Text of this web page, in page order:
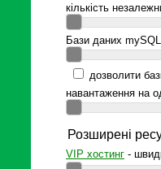
кількість
Бази даних
дозволити
навантаження на
Розширені
VIP хостинг -